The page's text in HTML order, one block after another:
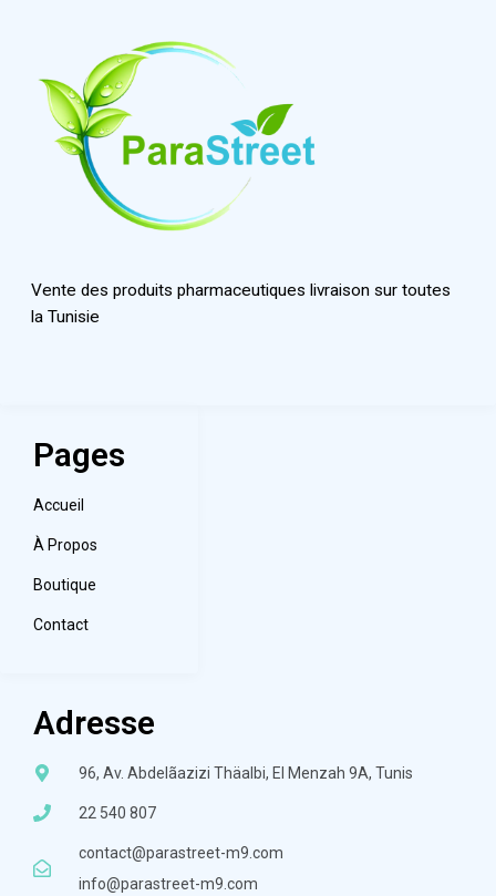
Vente des produits pharmaceutiques livraison sur toutes
la Tunisie
Pages
Accueil
À Propos
Boutique
Contact
Adresse
96, Av. Abdelãazizi Thäalbi, El Menzah 9A, Tunis
22 540 807
contact@parastreet-m9.com
info@parastreet-m9.com